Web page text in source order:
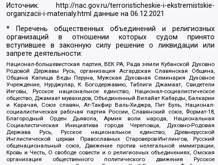
Источник:
http://nac.gov.ru/terroristicheskie-i-ekstremistskie-
organizacii-i-materialy.html данные на06.12.2021
* Перечень общественных объединений и религиозных
организаций в отношении которых судом принято
вступившее в законную силу решение о ликвидации или
запрете деятельности:
Национал-большевистская партия, ВЕК РА, Рада земли Кубанской Духовно
Родовой Державы Русь, организация Асгардская Славянская Община,
Община Капища Веды Перуна, Мужская Духовная Семинария Духовное
Учреждение, Нурджулар, К Богодержавию, Таблиги Джамаат, Свидетели
Иеговы, Русское национальное единство, Национал-социалистическое
общество, Джамаат мувахидов, Объединенный Вилайат Кабарды, Балкарии
и Карачая, Союз славян, Ат-Такфир Валь-Хиджра, Пит Буль, Национал-
социалистическая рабочая партия России, Славянский союз, Формат-18,
Благородный Орден Дьявола, Армия воли народа, Национальная
Социалистическая Инициатива города Череповца, Духовно-Родовая
Держава Русь, Русское национальное единство, Древнерусской
Инглистической церкви Православных Староверов-Инглингов, Русский
общенациональный союз, Движение против нелегальной иммиграции,
Кровь и Честь, О свободе совести и о религиозных объединениях, Омская
организация общественного политического движения Русское